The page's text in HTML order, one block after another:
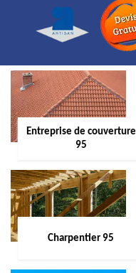
Entreprise de couverture
95
Charpentier 95